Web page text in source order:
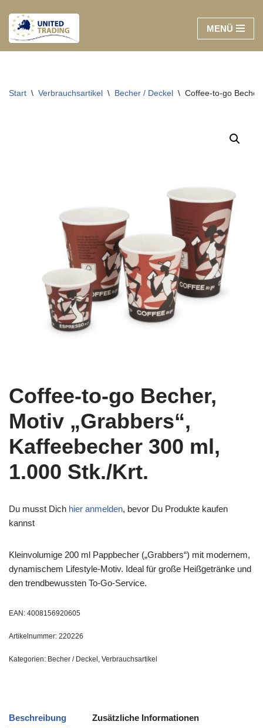
Zum
Inhalt
MENÜ
Start \ Verbrauchsartikel \ Becher / Deckel \ Coffee-to-go
Coffee-to-go Becher,
Motiv „Grabbers“,
Kaffeebecher 300 ml,
1.000 Stk./Krt.
Du musst Dich hier anmelden, bevor Du Produkte kaufen
kannst
Kleinvolumige 200 ml Pappbecher („Grabbers“) mit modernem,
dynamischem Lifestyle-Motiv. Ideal für große Heißgetränke und
den trendbewussten To-Go-Service.
EAN: 4008156920605
Artikelnummer: 220226
Kategorien: Becher / Deckel , Verbrauchsartikel
Beschreibung Zusätzliche Informationen